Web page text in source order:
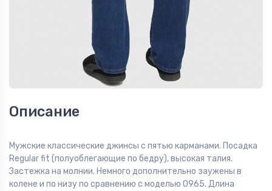
Описание
Мужские классические джинсы с пятью карманами. Посадка
Regular fit (полуоблегающие по бедру), высокая талия.
Застежка на молнии. Немного дополнительно заужены в
колене и по низу по сравнению с моделью 0965. Длина